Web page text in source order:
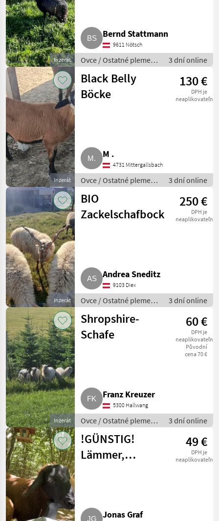
Inzerát
Bernd Stattmann
9611 Nötsch
Ovce / Ostatné plemená
oviec
3 dní online
Inzerát
Black Belly
Böcke
130 €
DPH je
neaplikovateľné
M .
4731 Mittergallsbach
Ovce / Ostatné plemená
oviec
3 dní online
Inzerát
BIO
Zackelschafbock
250 €
DPH je
neaplikovateľné
Andrea Sneditz
9103 Diex
Ovce / Ostatné plemená
oviec
3 dní online
Inzerát
Shropshire-
Schafe
60 €
DPH je
neaplikovateľné
Původní
cena 70 €
Franz Kreuzer
5300 Hallwang
Ovce / Ostatné plemená
oviec
3 dní online
!GÜNSTIG!
Lämmer,
49 €
DPH je
neaplikovateľné
Jonas Graf